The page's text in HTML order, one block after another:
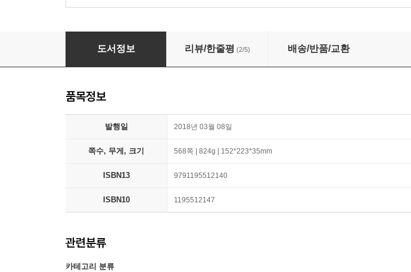
간명한 중국철학사
도서정보 리뷰/한줄평 (2/5) 배송/반품/교환
품목정보
발행일 2018년 03월 08일
쪽수, 무게, 크기 568쪽 | 824g | 152*223*35mm
ISBN13 9791195512140
ISBN10 1195512147
관련분류
카테고리 분류